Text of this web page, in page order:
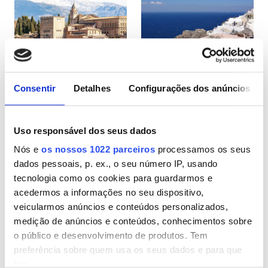
Consentir Detalhes Configurações dos anúncios
Uso responsável dos seus dados
Nós e os nossos 1022 parceiros processamos os seus
dados pessoais, p. ex., o seu número IP, usando
tecnologia como os cookies para guardarmos e
acedermos a informações no seu dispositivo,
veicularmos anúncios e conteúdos personalizados,
medição de anúncios e conteúdos, conhecimentos sobre
o público e desenvolvimento de produtos. Tem
preferência sobre quem usa os seus dados e para que
Pacientes com HIV
Pacientes com Hepatite B
CESD
Instalações
Refeições
Wi-Fi Gratuito
Ecrãs de televisão
Transferência Gratuita
Espanha Grécia